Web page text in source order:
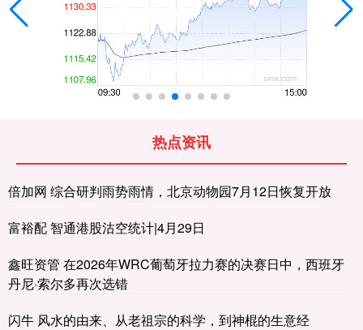
热点资讯
倍加网 综合研判雨势雨情，北京动物园7月12日恢复开放
富裕配 智通港股沽空统计|4月29日
鑫旺资管 在2026年WRC葡萄牙拉力赛的决赛日中，西班牙
丹尼·索尔多再次选错
闪牛 风水的由来、从老祖宗的科学，到神棍的生意经